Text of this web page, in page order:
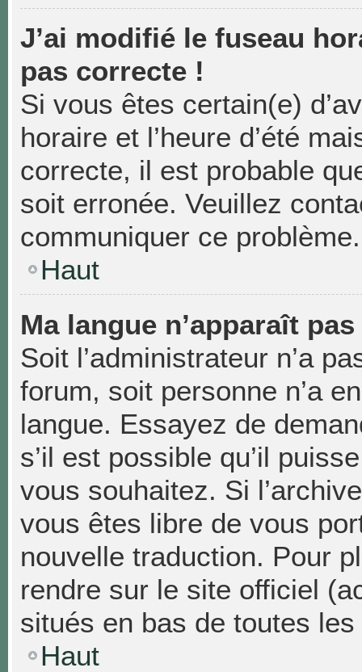
J’ai modifié le fuseau
pas correcte !
Si vous êtes certain(e)
horaire et l’heure d’été
correcte, il est probable
soit erronée. Veuillez
communiquer ce problème.
Haut
Ma langue n’apparaît
Soit l’administrateur n’a
forum, soit personne n’a
langue. Essayez de
s’il est possible qu’il
vous souhaitez. Si
vous êtes libre de vous
nouvelle traduction. Pour
rendre sur le site officiel
situés en bas de toutes
Haut